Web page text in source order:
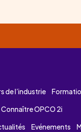
de l’industrie
Connaître OPCO 2i
Evénements